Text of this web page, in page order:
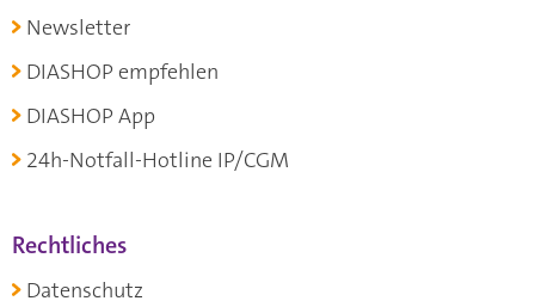
Newsletter
DIASHOP empfehlen
DIASHOP App
24h-Notfall-Hotline IP/CGM
Rechtliches
Datenschutz